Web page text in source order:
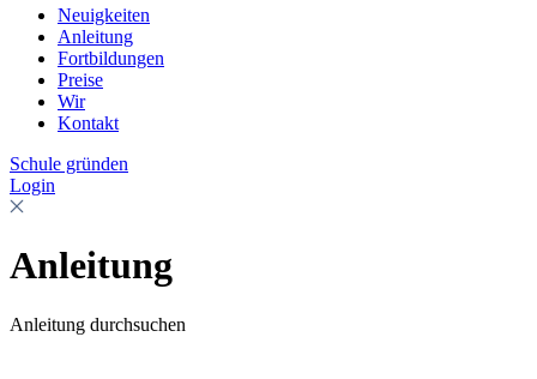
Neuigkeiten
Anleitung
Fortbildungen
Preise
Wir
Kontakt
Schule gründen
Login
Anleitung
Anleitung durchsuchen